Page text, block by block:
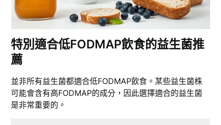
特別適合低FODMAP飲食的益生菌推
薦
並非所有益生菌都適合低FODMAP飲食。某些益生菌株
可能會含有高FODMAP的成分，因此選擇適合的益生菌
是非常重要的。